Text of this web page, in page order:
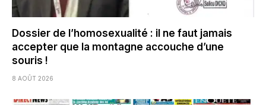
Dossier de l’homosexualité : il ne faut jamais
accepter que la montagne accouche d’une
souris !
8 AOÛT 2026